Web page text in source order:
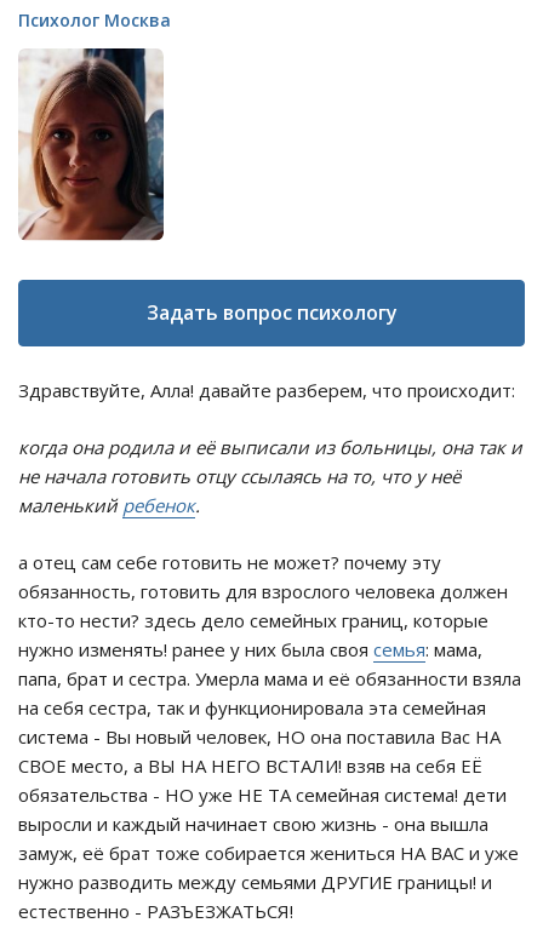
Психолог Москва
Задать вопрос психологу
Здравствуйте, Алла! давайте разберем, что происходит:
когда она родила и её выписали из больницы, она так и
не начала готовить отцу ссылаясь на то, что у неё
маленький ребенок.
а отец сам себе готовить не может? почему эту
обязанность, готовить для взрослого человека должен
кто-то нести? здесь дело семейных границ, которые
нужно изменять! ранее у них была своя семья: мама,
папа, брат и сестра. Умерла мама и её обязанности взяла
на себя сестра, так и функционировала эта семейная
система - Вы новый человек, НО она поставила Вас НА
СВОЕ место, а ВЫ НА НЕГО ВСТАЛИ! взяв на себя ЕЁ
обязательства - НО уже НЕ ТА семейная система! дети
выросли и каждый начинает свою жизнь - она вышла
замуж, её брат тоже собирается жениться НА ВАС и уже
нужно разводить между семьями ДРУГИЕ границы! и
естественно - РАЗЪЕЗЖАТЬСЯ!